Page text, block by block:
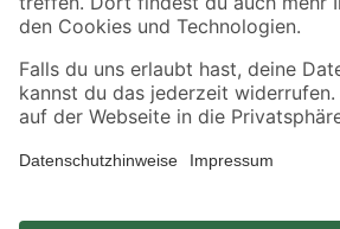
Alle Preisangaben in EUR inkl. gesetzl. MwSt.. Die
Umständen nicht in allen Märkten verfügbar. Die
sich auf den unter "Mein Markt" ausgewählten toom
*Paketversand ab 59 € versandkostenfrei, gilt nicht für
fallen zusätzliche Versandkosten an.